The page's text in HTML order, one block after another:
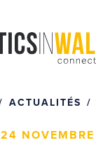
ACTUALITÉS
24